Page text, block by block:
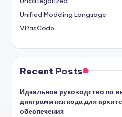
Unified Modeling Language
VPasCode
Recent Posts
Идеальное руководство по
диаграмм как кода для
обеспечения